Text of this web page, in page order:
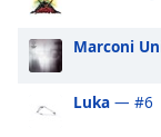
dialog
subtitles
off
Marconi
Luka — #6